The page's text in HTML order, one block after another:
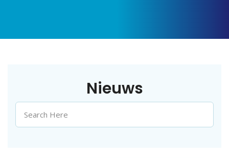
Nieuws